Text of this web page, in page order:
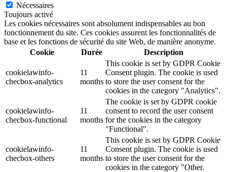
Nécessaires
Toujours activé
Les cookies nécessaires sont absolument indispensables au bon
fonctionnement du site. Ces cookies assurent les fonctionnalités de
base et les fonctions de sécurité du site Web, de manière anonyme.
Cookie
Durée Description
cookielawinfo-
checbox-analytics
11
months
This cookie is set by GDPR Cookie
Consent plugin. The cookie is used
to store the user consent for the
cookies in the category "Analytics".
cookielawinfo-
checbox-functional
11
months
The cookie is set by GDPR cookie
consent to record the user consent
for the cookies in the category
"Functional".
cookielawinfo-
checbox-others
11
months
This cookie is set by GDPR Cookie
Consent plugin. The cookie is used
to store the user consent for the
cookies in the category "Other.